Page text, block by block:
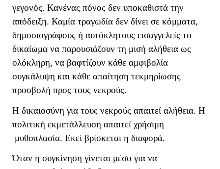
γεγονός. Κανένας πόνος δεν υποκαθιστά την
απόδειξη. Καμία τραγωδία δεν δίνει σε κόμματα,
δημοσιογράφους ή αυτόκλητους εισαγγελείς το
δικαίωμα να παρουσιάζουν τη μισή αλήθεια ως
ολόκληρη, να βαφτίζουν κάθε αμφιβολία
συγκάλυψη και κάθε απαίτηση τεκμηρίωσης
προσβολή προς τους νεκρούς.
Η δικαιοσύνη για τους νεκρούς απαιτεί αλήθεια. Η
πολιτική εκμετάλλευση απαιτεί χρήσιμη
μυθοπλασία. Εκεί βρίσκεται η διαφορά.
Όταν η συγκίνηση γίνεται μέσο για να